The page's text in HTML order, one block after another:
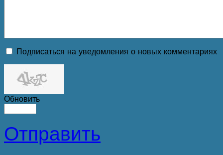
Подписаться на уведомления о новых комментариях
Обновить
Отправить